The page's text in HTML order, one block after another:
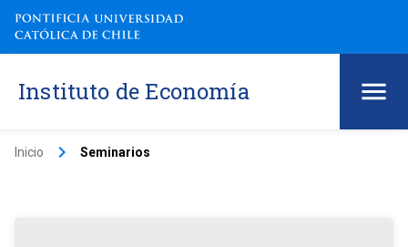
Instituto de Economía
Inicio keyboard_arrow_right Seminarios